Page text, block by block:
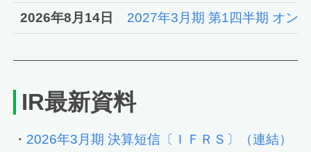
2026年8月14日 2027年3月期 第1四半期 オン
IR最新資料
・ 2026年3月期 決算短信〔ＩＦＲＳ〕（連結）